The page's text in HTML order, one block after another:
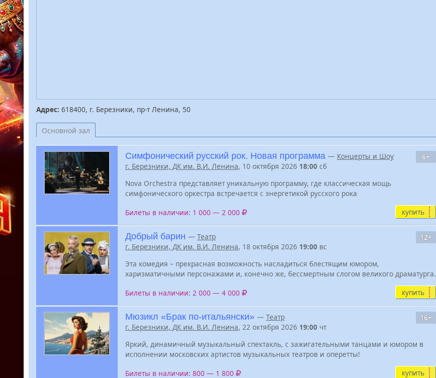
Адрес: 618400, г. Березники, пр-т Ленина, 50
Основной зал
6+
Симфонический русский рок. Новая программа — Концерты и Шоу
г. Березники, ДК им. В.И. Ленина, 10 октября 2026 18:00 сб
Nova Orchestra представляет уникальную программу, где классическая мощь
симфонического оркестра встречается с энергетикой русского рока
Билеты в наличии: 1 000 — 2 000 купить
12+
Добрый барин — Театр
г. Березники, ДК им. В.И. Ленина, 18 октября 2026 19:00 вс
Эта комедия – прекрасная возможность насладиться блестящим юмором,
харизматичными персонажами и, конечно же, бессмертным слогом великого драматурга.
Билеты в наличии: 2 000 — 4 000 купить
16+
Мюзикл «Брак по-итальянски» — Театр
г. Березники, ДК им. В.И. Ленина, 22 октября 2026 19:00 чт
Яркий, динамичный музыкальный спектакль, с зажигательными танцами и юмором в
исполнении московских артистов музыкальных театров и оперетты!
Билеты в наличии: 800 — 1 800 купить